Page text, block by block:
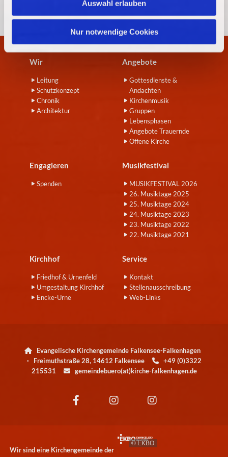
Auswahl erlauben
Nur notwendige Cookies
Wir
Leitung
Schutzkonzept
Chronik
Architektur
Angebote
Gottesdienste &
Andachten
Kirchenmusik
Gruppen
Lebensphasen
Angebote Trauernde
Offene Kirche
Engagieren
Spenden
Musikfestival
MUSIKFESTIVAL 2026
26. Musiktage 2025
25. Musiktage 2024
24. Musiktage 2023
23. Musiktage 2022
22. Musiktage 2021
Kirchhof
Friedhof & Urnenfeld
Umgestaltung Kirchhof
Encke-Urne
Service
Kontakt
Stellenausschreibung
Web-Links

Evangelische Kirchengemeinde Falkensee-Falkenhagen
· Freimuthstraße 28, 14612 Falkensee
+49 (0)3322
215531
gemeindebuero(at)kirche-falkenhagen.de
Wir sind eine Kirchengemeinde der
© EKBO